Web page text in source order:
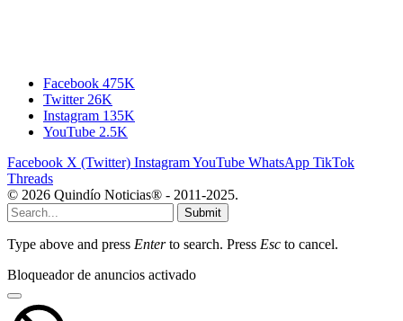
Facebook 475K
Twitter 26K
Instagram 135K
YouTube 2.5K
Facebook X (Twitter) InstagramYouTube WhatsApp TikTok
Threads
© 2026 Quindío Noticias® - 2011-2025.
Submit
Type above and press Enterto search. Press Esc to cancel.
Bloqueador de anuncios activado